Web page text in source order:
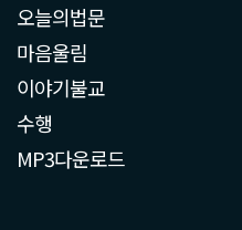
오늘의법문
마음울림
이야기불교
수행
MP3다운로드